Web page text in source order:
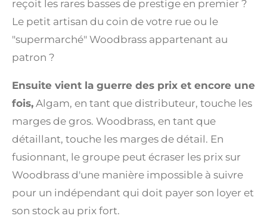
reçoit les rares basses de prestige en premier ?
Le petit artisan du coin de votre rue ou le
"supermarché" Woodbrass appartenant au
patron ?
Ensuite vient la guerre des prix et encore une
fois, Algam, en tant que distributeur, touche les
marges de gros. Woodbrass, en tant que
détaillant, touche les marges de détail. En
fusionnant, le groupe peut écraser les prix sur
Woodbrass d'une manière impossible à suivre
pour un indépendant qui doit payer son loyer et
son stock au prix fort.